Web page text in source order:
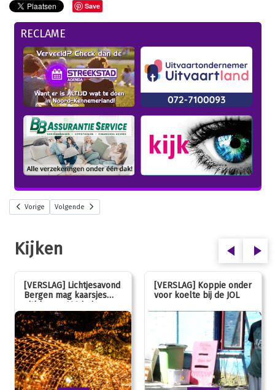
Save
RECLAME
Vorige Volgende
Kijken
[VERSLAG] Lichtjesavond
Bergen mag kaarsjes
uitblazen: 100 jarig
jubileum!
[VERSLAG] Koppie onder
voor koelte bij de JOL